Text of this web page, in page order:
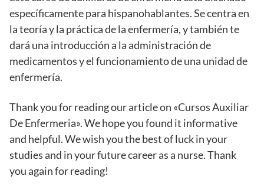
específicamente para hispanohablantes. Se centra en
la teoría y la práctica de la enfermería, y también te
dará una introducción a la administración de
medicamentos y el funcionamiento de una unidad de
enfermería.
Thank you for reading our article on «Cursos Auxiliar
De Enfermeria». We hope you found it informative
and helpful. We wish you the best of luck in your
studies and in your future career as a nurse. Thank
you again for reading!